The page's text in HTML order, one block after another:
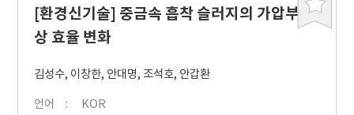
북
[환경신기술] 중금속 흡착 슬러지의 가압부
상 효율 변화
김성수, 이창한, 안대명, 조석호, 안갑환
언어
KOR